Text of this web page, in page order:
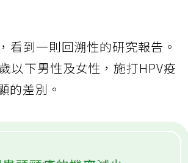
看到一則回溯性的研究報告。
以下男性及女性，施打HPV疫
差別。